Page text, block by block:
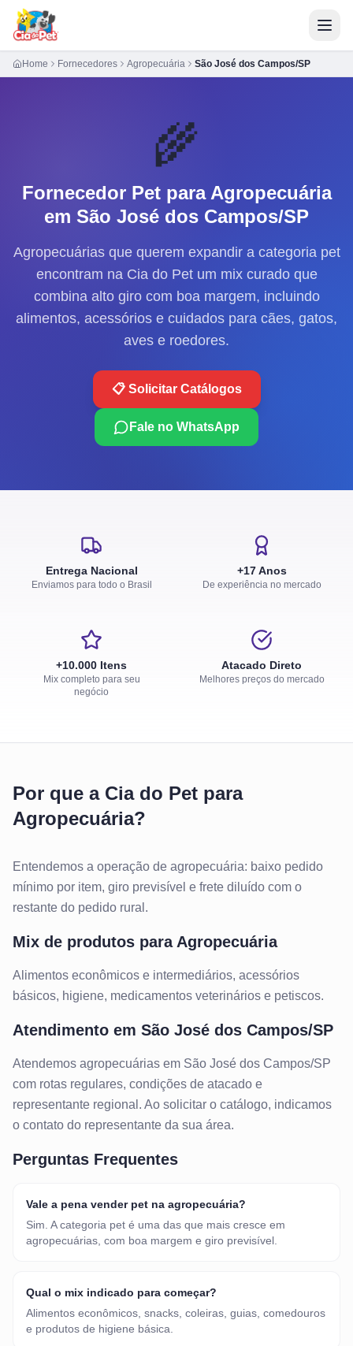
Home Fornecedores Agropecuária São José dos Campos/SP
🌾
Fornecedor Pet para Agropecuária
em São José dos Campos/SP
Agropecuárias que querem expandir a categoria pet
encontram na Cia do Pet um mix curado que
combina alto giro com boa margem, incluindo
alimentos, acessórios e cuidados para cães, gatos,
aves e roedores.
📋 Solicitar Catálogos
Fale no WhatsApp
Entrega Nacional
Enviamos para todo o Brasil
+17 Anos
De experiência no mercado
+10.000 Itens
Mix completo para seu
negócio
Atacado Direto
Melhores preços do mercado
Por que a Cia do Pet para
Agropecuária?
Entendemos a operação de agropecuária: baixo pedido
mínimo por item, giro previsível e frete diluído com o
restante do pedido rural.
Mix de produtos para Agropecuária
Alimentos econômicos e intermediários, acessórios
básicos, higiene, medicamentos veterinários e petiscos.
Atendimento em São José dos Campos/SP
Atendemos agropecuárias em São José dos Campos/SP
com rotas regulares, condições de atacado e
representante regional. Ao solicitar o catálogo, indicamos
o contato do representante da sua área.
Perguntas Frequentes
Vale a pena vender pet na agropecuária?
Sim. A categoria pet é uma das que mais cresce em
agropecuárias, com boa margem e giro previsível.
Qual o mix indicado para começar?
Alimentos econômicos, snacks, coleiras, guias, comedouros
e produtos de higiene básica.